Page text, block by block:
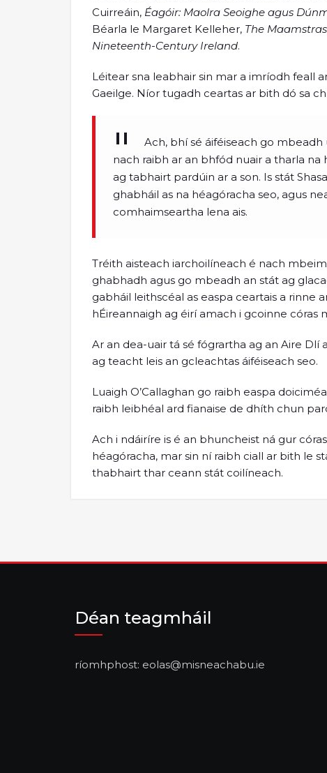
Cuirreáin, Éagóir: Maolra Seoighe agus
Béarla le Margaret Kelleher, The
Nineteenth-Century Ireland.
Léitear sna leabhair sin mar a imríodh feall
Gaeilge. Níor tugadh ceartas ar bith dó sa
Ach, bhí sé áiféiseach go
nach raibh ar an bhfód nuair a tharla na
ag tabhairt pardúin ar a son. Is stát
ghabháil as na héagóracha seo, agus
comhaimseartha lena ais.
Tréith aisteach iarchoilíneach é nach
ghabhadh agus go mbeadh an stát ag
gabháil leithscéal as easpa ceartais a rinne
hÉireannaigh ag éirí amach i gcoinne
Ar an dea-uair tá sé fógrartha ag an Aire Dlí
ag teacht leis an gcleachtas áiféiseach seo.
Luaigh O’Callaghan go raibh easpa
raibh leibhéal ard fianaise de dhíth chun
Ach i ndáiríre is é an bhuncheist ná gur
héagóracha, mar sin ní raibh ciall ar bith le
thabhairt thar ceann stát coilíneach.
Déan teagmháil
ríomhphost: eolas@misneachabu.ie